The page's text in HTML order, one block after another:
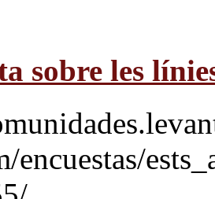
sobre les
encuestas/